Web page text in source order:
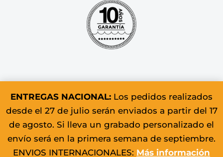
ENTREGAS NACIONAL: Los pedidos realizados
desde el 27 de julio serán enviados a partir del 17
de agosto. Si lleva un grabado personalizado el
envío será en la primera semana de septiembre.
ENVIOS INTERNACIONALES: Más información
© 2026 Colomer & Sons. Todos los
derechos reservados.